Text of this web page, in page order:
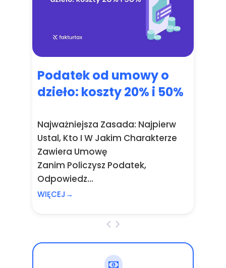
Podatek od umowy o
dzieło: koszty 20% i 50%
Najważniejsza Zasada: Najpierw
Ustal, Kto I W Jakim Charakterze
Zawiera Umowę
Zanim Policzysz Podatek,
Odpowiedz...
WIĘCEJ→